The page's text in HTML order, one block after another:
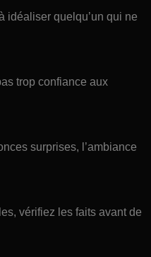
idéaliser quelqu’un qui ne
trop confiance aux
surprises, l’ambiance
vérifiez les faits avant de